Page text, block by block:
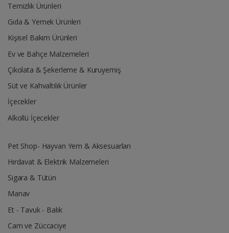
Temizlik Ürünleri
Gıda & Yemek Ürünleri
Kişisel Bakım Ürünleri
Ev ve Bahçe Malzemeleri
Çikolata & Şekerleme & Kuruyemiş
Süt ve Kahvaltılık Ürünler
İçecekler
Alkollü İçecekler
Pet Shop- Hayvan Yem & Aksesuarları
Hırdavat & Elektrik Malzemeleri
Sigara & Tütün
Manav
Et - Tavuk - Balık
Cam ve Züccaciye